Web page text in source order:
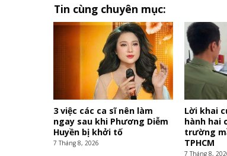
Tin cùng chuyên mục:
3 việc các ca sĩ nên làm
ngay sau khi Phương Diễm
Huyền bị khởi tố
7 Tháng 8, 2026
Lời khai
hành hai
trường
TPHCM
7 Tháng 8,